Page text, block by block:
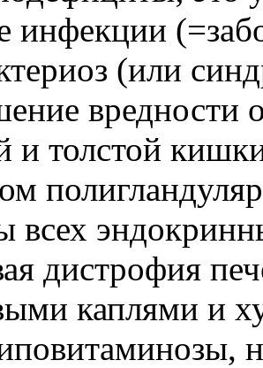
инфекции
(или
вредности
и толстой
всех
дистрофия
каплями и